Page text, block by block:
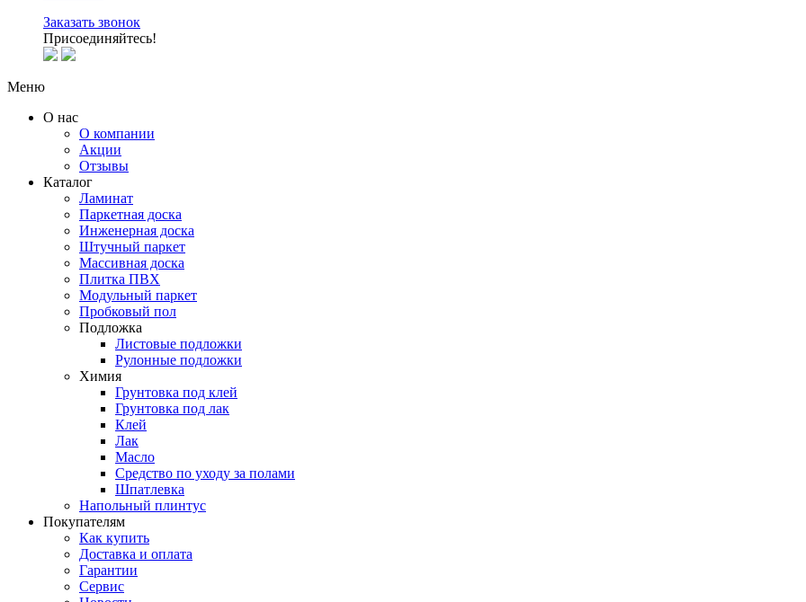
Заказать звонок
Присоединяйтесь!
Меню
О нас
О компании
Акции
Отзывы
Каталог
Ламинат
Паркетная доска
Инженерная доска
Штучный паркет
Массивная доска
Плитка ПВХ
Модульный паркет
Пробковый пол
Подложка
Листовые подложки
Рулонные подложки
Химия
Грунтовка под клей
Грунтовка под лак
Клей
Лак
Масло
Средство по уходу за полами
Шпатлевка
Напольный плинтус
Покупателям
Как купить
Доставка и оплата
Гарантии
Сервис